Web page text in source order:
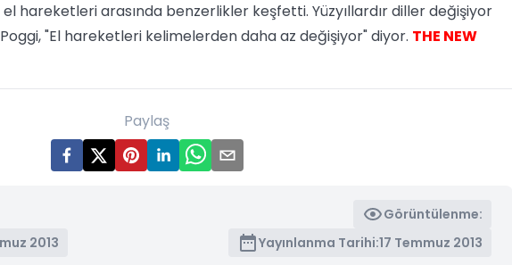
el hareketleri arasında benzerlikler keşfetti. Yüzyıllardır diller değişiyor
"El hareketleri kelimelerden daha az değişiyor" diyor. THE NEW
Paylaş
Görüntülenme:
2013 Yayınlanma Tarihi:17 Temmuz 2013